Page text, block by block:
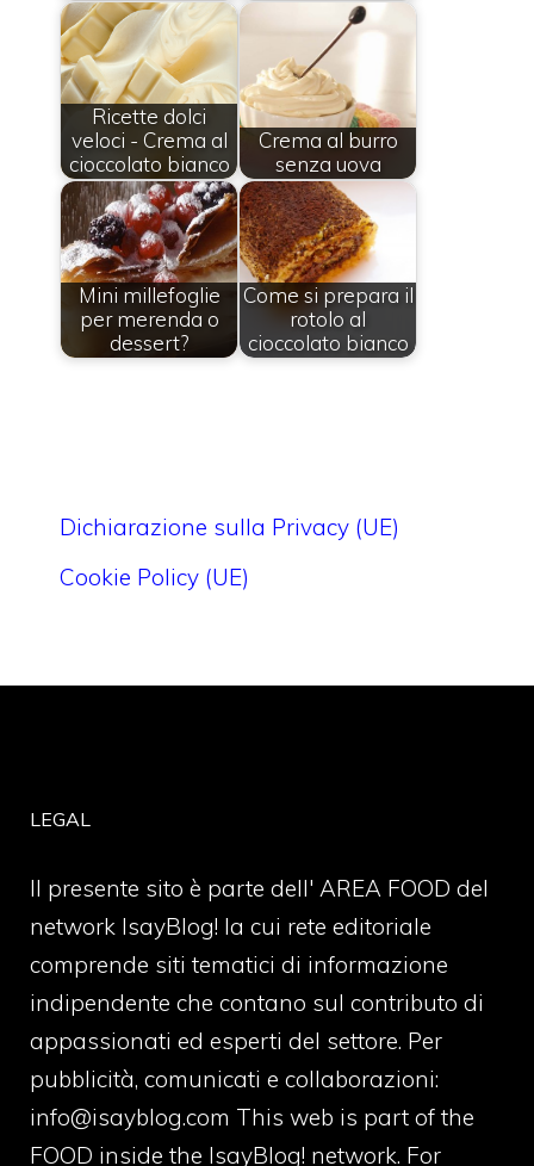
Ricette dolci
veloci - Crema al
cioccolato bianco
Crema al burro
senza uova
Mini millefoglie
per merenda o
dessert?
Come si prepara il
rotolo al
cioccolato bianco
Dichiarazione sulla Privacy (UE)
Cookie Policy (UE)
LEGAL
Il presente sito è parte dell' AREA FOOD del
network IsayBlog! la cui rete editoriale
comprende siti tematici di informazione
indipendente che contano sul contributo di
appassionati ed esperti del settore. Per
pubblicità, comunicati e collaborazioni:
info@isayblog.com This web is part of the
FOOD inside the IsayBlog! network. For